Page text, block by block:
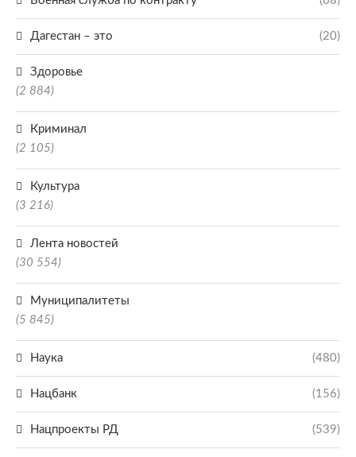
Дагестан – это (20)
Здоровье
(2 884)
Криминал
(2 105)
Культура
(3 216)
Лента новостей
(30 554)
Муниципалитеты
(5 845)
Наука (480)
Нацбанк (156)
Нацпроекты РД (539)